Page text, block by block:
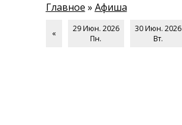
Главное » Афиша
«
29 Июн. 2026
Пн.
30 Июн. 2026
Вт.